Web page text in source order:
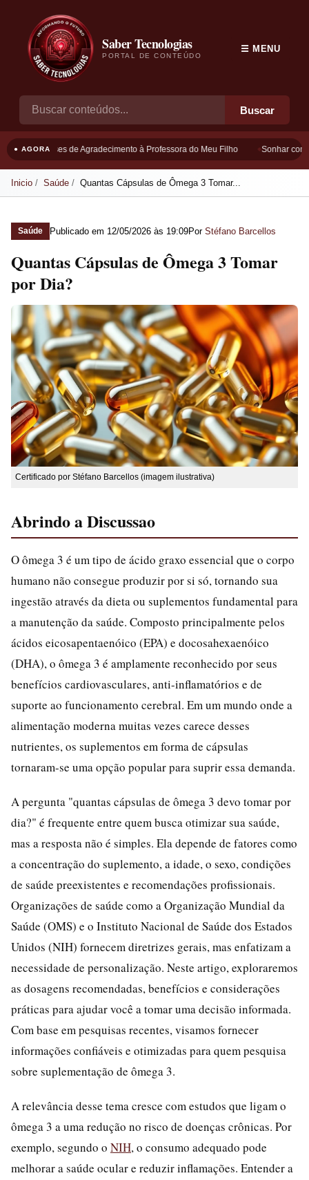
Saber Tecnologias
PORTAL DE CONTEÚDO
Buscar
☰ MENU
● AGORAFrases de Agradecimento à Professora do Meu Filho Sonhar com
Inicio Saúde Quantas Cápsulas de Ômega 3 Tomar...
Saúde Publicado em 12/05/2026 às 19:09Por Stéfano Barcellos
Quantas Cápsulas de Ômega 3 Tomar
por Dia?
Certificado por Stéfano Barcellos (imagem ilustrativa)
Abrindo a Discussao
O ômega 3 é um tipo de ácido graxo essencial que o corpo
humano não consegue produzir por si só, tornando sua
ingestão através da dieta ou suplementos fundamental para
a manutenção da saúde. Composto principalmente pelos
ácidos eicosapentaenóico (EPA) e docosahexaenóico
(DHA), o ômega 3 é amplamente reconhecido por seus
benefícios cardiovasculares, anti-inflamatórios e de
suporte ao funcionamento cerebral. Em um mundo onde a
alimentação moderna muitas vezes carece desses
nutrientes, os suplementos em forma de cápsulas
tornaram-se uma opção popular para suprir essa demanda.
A pergunta "quantas cápsulas de ômega 3 devo tomar por
dia?" é frequente entre quem busca otimizar sua saúde,
mas a resposta não é simples. Ela depende de fatores como
a concentração do suplemento, a idade, o sexo, condições
de saúde preexistentes e recomendações profissionais.
Organizações de saúde como a Organização Mundial da
Saúde (OMS) e o Instituto Nacional de Saúde dos Estados
Unidos (NIH) fornecem diretrizes gerais, mas enfatizam a
necessidade de personalização. Neste artigo, exploraremos
as dosagens recomendadas, benefícios e considerações
práticas para ajudar você a tomar uma decisão informada.
Com base em pesquisas recentes, visamos fornecer
informações confiáveis e otimizadas para quem pesquisa
sobre suplementação de ômega 3.
A relevância desse tema cresce com estudos que ligam o
ômega 3 a uma redução no risco de doenças crônicas. Por
exemplo, segundo o NIH, o consumo adequado pode
melhorar a saúde ocular e reduzir inflamações. Entender a